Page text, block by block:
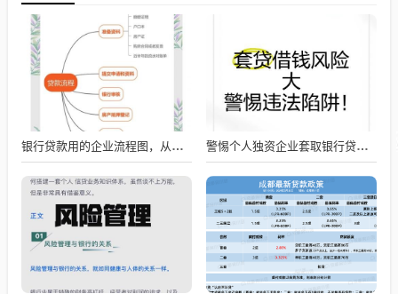
银行贷款用的企业流程图，从申请到放款的全流程解析 警惕个人独资企业套取银行贷款的风险